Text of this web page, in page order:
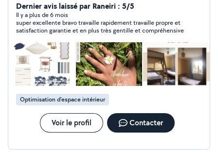
charge mentale est à son maximum alors vous avez
frappé à la bonne porte. J'adore faire disparaître le
bazar et vous voir heureux dans votre nouveau cocon. Et
en plus je suis diplômée de décoration d'intérieur alors
je peux vous donner des conseils en décoration.
Comme dit la chanson « il en faut peu pour être
heureux » Alors n'hésitez pas à me contacter
Dernier avis laissé par Raneiri : 5/5
Il y a plus de 6 mois
super excellente bravo travaille rapidement travaille propre et
satisfaction garantie et en plus très gentille et compréhensive
Optimisation d'espace intérieur
Voir le profil Contacter